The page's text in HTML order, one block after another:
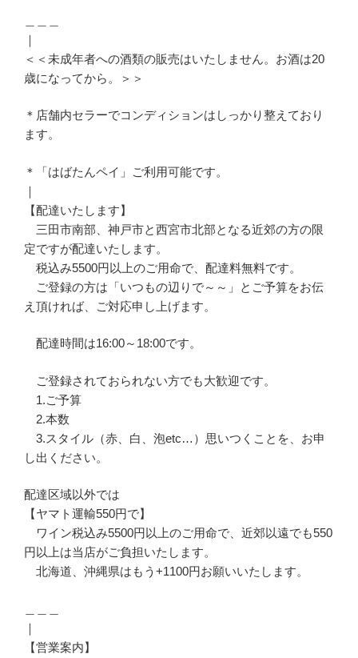
｜
＜＜未成年者への酒類の販売はいたしません。お酒は20
歳になってから。＞＞
＊店舗内セラーでコンディションはしっかり整えており
ます。
＊「はばたんペイ」ご利用可能です。
｜
【配達いたします】
三田市南部、神戸市と西宮市北部となる近郊の方の限
定ですが配達いたします。
税込み5500円以上のご用命で、配達料無料です。
ご登録の方は「いつもの辺りで～～」とご予算をお伝
え頂ければ、ご対応申し上げます。
配達時間は16:00～18:00です。
ご登録されておられない方でも大歓迎です。
1.ご予算
2.本数
3.スタイル（赤、白、泡etc…）思いつくことを、お申
し出ください。
配達区域以外では
【ヤマト運輸550円で】
ワイン税込み5500円以上のご用命で、近郊以遠でも550
円以上は当店がご負担いたします。
北海道、沖縄県はもう+1100円お願いいたします。
｜
【営業案内】